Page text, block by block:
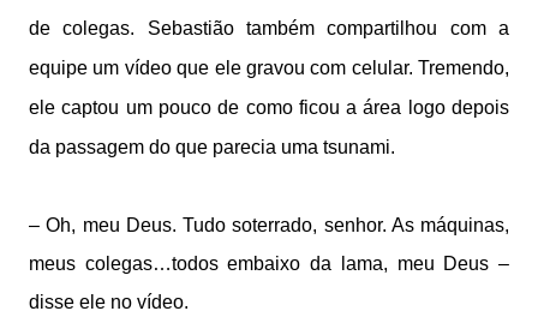
de colegas. Sebastião também compartilhou com a
equipe um vídeo que ele gravou com celular. Tremendo,
ele captou um pouco de como ficou a área logo depois
da passagem do que parecia uma tsunami.
– Oh, meu Deus. Tudo soterrado, senhor. As máquinas,
meus colegas…todos embaixo da lama, meu Deus –
disse ele no vídeo.